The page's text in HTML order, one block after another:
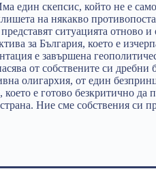
един скепсис, който не е
на някакво
ситуацията отново и
за България, което е
е завършена
от собствените си дребни
олигархия, от един
е готово безкритично да
Ние сме собствения си